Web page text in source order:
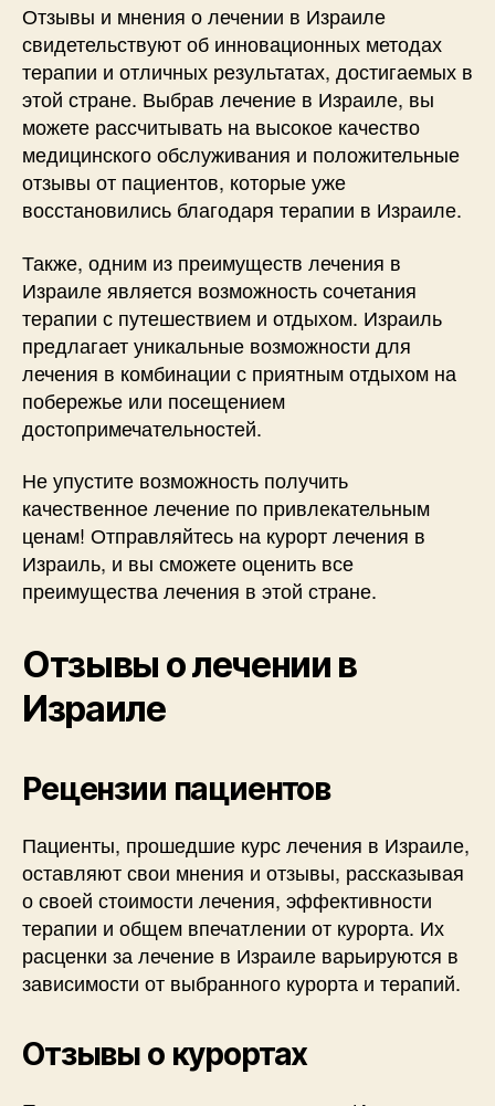
Отзывы и мнения о лечении в Израиле
свидетельствуют об инновационных методах
терапии и отличных результатах, достигаемых в
этой стране. Выбрав лечение в Израиле, вы
можете рассчитывать на высокое качество
медицинского обслуживания и положительные
отзывы от пациентов, которые уже
восстановились благодаря терапии в Израиле.
Также, одним из преимуществ лечения в
Израиле является возможность сочетания
терапии с путешествием и отдыхом. Израиль
предлагает уникальные возможности для
лечения в комбинации с приятным отдыхом на
побережье или посещением
достопримечательностей.
Не упустите возможность получить
качественное лечение по привлекательным
ценам! Отправляйтесь на курорт лечения в
Израиль, и вы сможете оценить все
преимущества лечения в этой стране.
Отзывы о лечении в
Израиле
Рецензии пациентов
Пациенты, прошедшие курс лечения в Израиле,
оставляют свои мнения и отзывы, рассказывая
о своей стоимости лечения, эффективности
терапии и общем впечатлении от курорта. Их
расценки за лечение в Израиле варьируются в
зависимости от выбранного курорта и терапий.
Отзывы о курортах